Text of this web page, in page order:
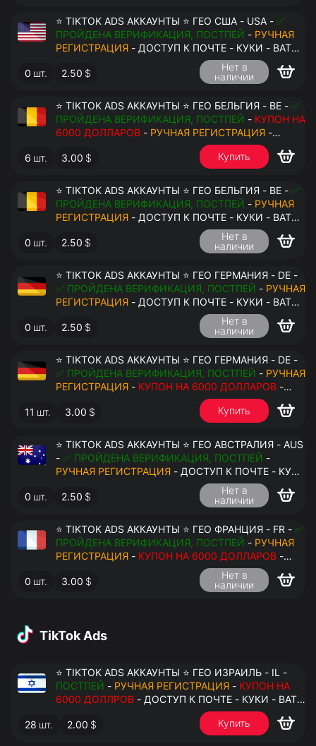
⭐ TIKTOK ADS АККАУНТЫ ⭐ ГЕО США - USA - ✅
ПРОЙДЕНА ВЕРИФИКАЦИЯ, ПОСТПЕЙ - РУЧНАЯ
РЕГИСТРАЦИЯ - ДОСТУП К ПОЧТЕ - КУКИ - ВАТ
ЗАПОЛНЕН - ПЕРЕДАЧА В АНТИДЕТЕКТ
0 шт. 2.50 $
Нет в
наличии
⭐ TIKTOK ADS АККАУНТЫ ⭐ ГЕО БЕЛЬГИЯ - BE - ✅
ПРОЙДЕНА ВЕРИФИКАЦИЯ, ПОСТПЕЙ - КУПОН НА
6000 ДОЛЛАРОВ - РУЧНАЯ РЕГИСТРАЦИЯ -
ДОСТУП К ПОЧТЕ - КУКИ - ВАТ ЗАПОЛНЕН -
ПЕРЕДАЧА В АНТИДЕТЕКТ
6 шт. 3.00 $ Купить
⭐ TIKTOK ADS АККАУНТЫ ⭐ ГЕО БЕЛЬГИЯ - BE - ✅
ПРОЙДЕНА ВЕРИФИКАЦИЯ, ПОСТПЕЙ - РУЧНАЯ
РЕГИСТРАЦИЯ - ДОСТУП К ПОЧТЕ - КУКИ - ВАТ
ЗАПОЛНЕН - ПЕРЕДАЧА В АНТИДЕТЕКТ
0 шт. 2.50 $
Нет в
наличии
⭐ TIKTOK ADS АККАУНТЫ ⭐ ГЕО ГЕРМАНИЯ - DE -
✅ ПРОЙДЕНА ВЕРИФИКАЦИЯ, ПОСТПЕЙ - РУЧНАЯ
РЕГИСТРАЦИЯ - ДОСТУП К ПОЧТЕ - КУКИ - ВАТ
ЗАПОЛНЕН - ПЕРЕДАЧА В АНТИДЕТЕКТ
0 шт. 2.50 $
Нет в
наличии
⭐ TIKTOK ADS АККАУНТЫ ⭐ ГЕО ГЕРМАНИЯ - DE -
✅ ПРОЙДЕНА ВЕРИФИКАЦИЯ, ПОСТПЕЙ - РУЧНАЯ
РЕГИСТРАЦИЯ - КУПОН НА 6000 ДОЛЛАРОВ -
ДОСТУП К ПОЧТЕ - КУКИ - ВАТ ЗАПОЛНЕН -
ПЕРЕДАЧА В АНТИДЕТЕКТ
11 шт. 3.00 $ Купить
⭐ TIKTOK ADS АККАУНТЫ ⭐ ГЕО АВСТРАЛИЯ - AUS
- ✅ ПРОЙДЕНА ВЕРИФИКАЦИЯ, ПОСТПЕЙ -
РУЧНАЯ РЕГИСТРАЦИЯ - ДОСТУП К ПОЧТЕ - КУКИ
- ВАТ ЗАПОЛНЕН - ПЕРЕДАЧА В АНТИДЕТЕКТ
0 шт. 2.50 $
Нет в
наличии
⭐ TIKTOK ADS АККАУНТЫ ⭐ ГЕО ФРАНЦИЯ - FR - ✅
ПРОЙДЕНА ВЕРИФИКАЦИЯ, ПОСТПЕЙ - РУЧНАЯ
РЕГИСТРАЦИЯ - КУПОН НА 6000 ДОЛЛАРОВ -
ДОСТУП К ПОЧТЕ - КУКИ - ВАТ ЗАПОЛНЕН -
ПЕРЕДАЧА В АНТИДЕТЕКТ
0 шт. 3.00 $
Нет в
наличии
TikTok Ads
⭐ TIKTOK ADS АККАУНТЫ ⭐ ГЕО ИЗРАИЛЬ - IL -
ПОСТПЕЙ - РУЧНАЯ РЕГИСТРАЦИЯ - КУПОН НА
6000 ДОЛЛРОВ
ЗАПОЛНЕН - ПЕРЕДАЧА В АНТИДЕТЕКТ
28 шт. 2.00 $ Купить
$